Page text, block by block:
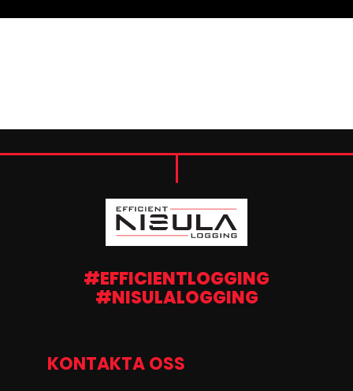
#EFFICIENTLOGGING
#NISULALOGGING
KONTAKTA OSS